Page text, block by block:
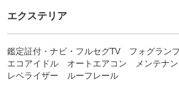
エクステリア
鑑定証付・ナビ・フルセグTV フォグラ
エコアイドル オートエアコン メンテナ
レベライザー ルーフレール